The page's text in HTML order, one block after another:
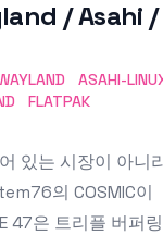
/ Asahi /
ASAHI-
FLATPAK
있는 시장이 아니
의 COSMIC이
47은 트리플 버퍼